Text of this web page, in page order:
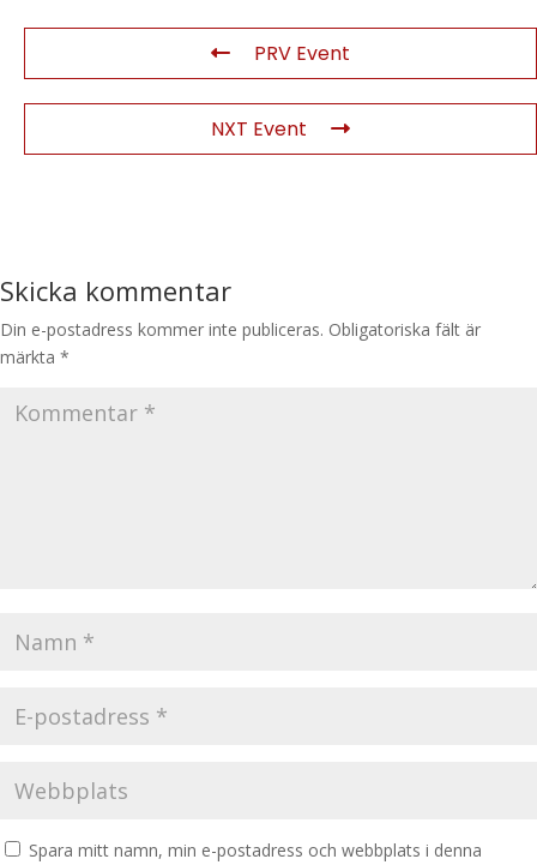
PRV Event
NXT Event
Skicka kommentar
Din e-postadress kommer inte publiceras. Obligatoriska fält är
märkta *
Spara mitt namn, min e-postadress och webbplats i denna